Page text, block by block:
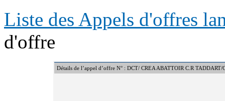
Liste des Appels d'offres
d'offre
Détails de l’appel d’offre N° : DCT/ CREA ABATTOIR C.R